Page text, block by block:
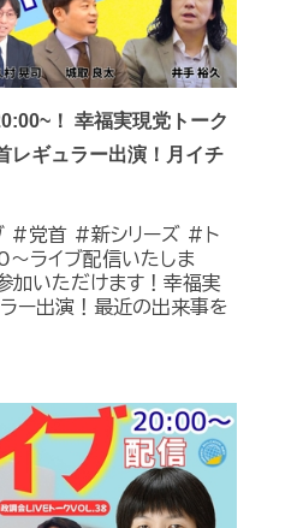
！ 幸福実現党トーク
ギュラー出演！月イチ
#党首 #新シリーズ #ト
ライブ配信いたしま
加いただけます！幸福実
ー出演！最近の出来事を